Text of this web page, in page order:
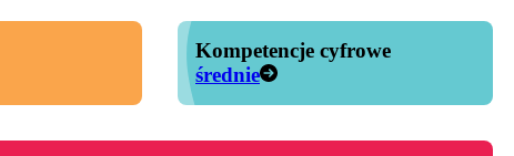
Kompetencje cyfrowe
średnie